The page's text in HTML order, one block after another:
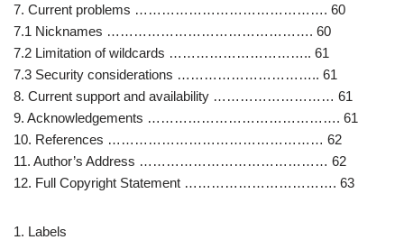
7. Current problems ……………………………………. 60
7.1 Nicknames ………………………………………. 60
7.2 Limitation of wildcards ………………………….. 61
7.3 Security considerations ………………………….. 61
8. Current support and availability ……………………… 61
9. Acknowledgements ……………………………………. 61
10. References ………………………………………… 62
11. Author’s Address …………………………………… 62
12. Full Copyright Statement ……………………………. 63
1. Labels